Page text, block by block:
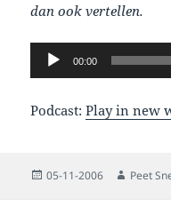
dan ook vertellen.
Audio
Player
00:00
Podcast:Play in new
Posted
05-11-2006 Author
Peet